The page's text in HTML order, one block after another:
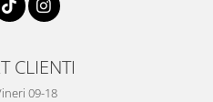
CLIENTI
09-18